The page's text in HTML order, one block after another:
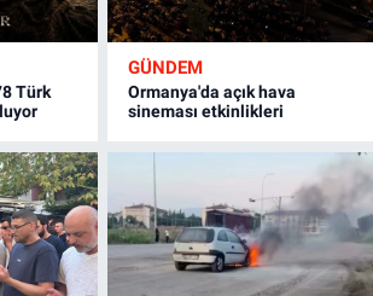
Türk
GÜNDEM
Ormanya'da açık hava
sineması etkinlikleri